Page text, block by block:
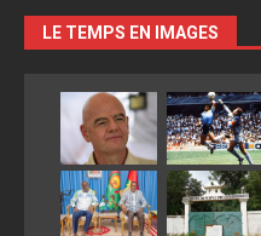
LE TEMPS EN IMAGES